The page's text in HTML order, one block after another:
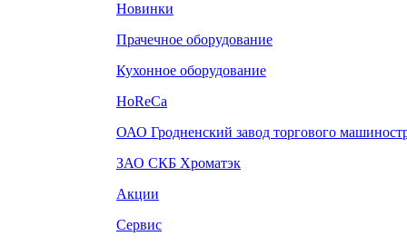
Новинки
Прачечное оборудование
Кухонное оборудование
HoReCa
ОАО Гродненский завод торгового
ЗАО СКБ Хроматэк
Акции
Сервис